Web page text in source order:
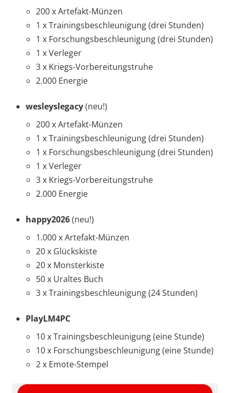
200 x Artefakt-Münzen
1 x Trainingsbeschleunigung (drei Stunden)
1 x Forschungsbeschleunigung (drei Stunden)
1 x Verleger
3 x Kriegs-Vorbereitungstruhe
2.000 Energie
wesleyslegacy(neu!)
200 x Artefakt-Münzen
1 x Trainingsbeschleunigung (drei Stunden)
1 x Forschungsbeschleunigung (drei Stunden)
1 x Verleger
3 x Kriegs-Vorbereitungstruhe
2.000 Energie
happy2026(neu!)
1.000 x Artefakt-Münzen
20 x Glückskiste
20 x Monsterkiste
50 x Uraltes Buch
3 x Trainingsbeschleunigung (24 Stunden)
PlayLM4PC
10 x Trainingsbeschleunigung (eine Stunde)
10 x Forschungsbeschleunigung (eine Stunde)
2 x Emote-Stempel